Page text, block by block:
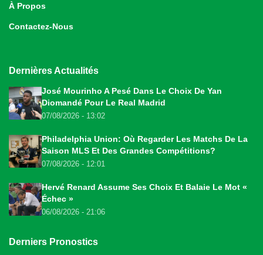
À Propos
Contactez-Nous
Dernières Actualités
José Mourinho A Pesé Dans Le Choix De Yan
Diomandé Pour Le Real Madrid
07/08/2026 - 13:02
Philadelphia Union: Où Regarder Les Matchs De La
Saison MLS Et Des Grandes Compétitions?
07/08/2026 - 12:01
Hervé Renard Assume Ses Choix Et Balaie Le Mot «
Échec »
06/08/2026 - 21:06
Derniers Pronostics